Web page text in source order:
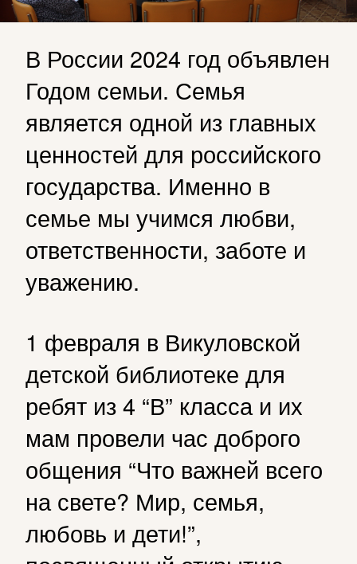
В России 2024 год объявлен
Годом семьи. Семья
является одной из главных
ценностей для российского
государства. Именно в
семье мы учимся любви,
ответственности, заботе и
уважению.
1 февраля в Викуловской
детской библиотеке для
ребят из 4 “В” класса и их
мам провели час доброго
общения “Что важней всего
на свете? Мир, семья,
любовь и дети!”,